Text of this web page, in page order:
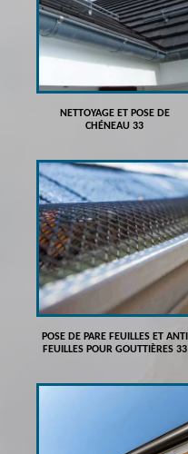
NETTOYAGE ET POSE DE
CHÉNEAU 33
POSE DE PARE FEUILLES ET ANTI
FEUILLES POUR GOUTTIÈRES 33